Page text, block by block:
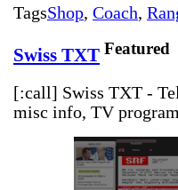
TagsShop, Coach,
Swiss TXT Featured
[:call] Swiss TXT -
misc info, TV